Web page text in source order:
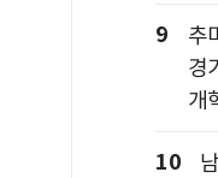
9
추
경
개
10